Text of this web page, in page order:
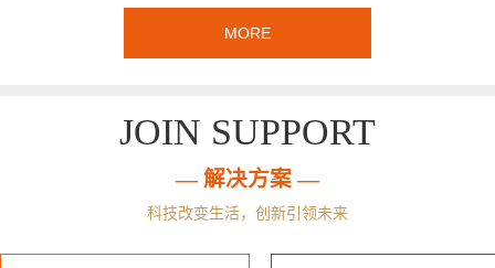
MORE
JOIN SUPPORT
— 解决方案 —
科技改变生活，创新引领未来